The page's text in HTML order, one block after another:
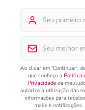
Ao clicar em 'Continuar',
que conheço a Política
Privacidadeda
autorizo a utilização das
informações para
mails e notificações.